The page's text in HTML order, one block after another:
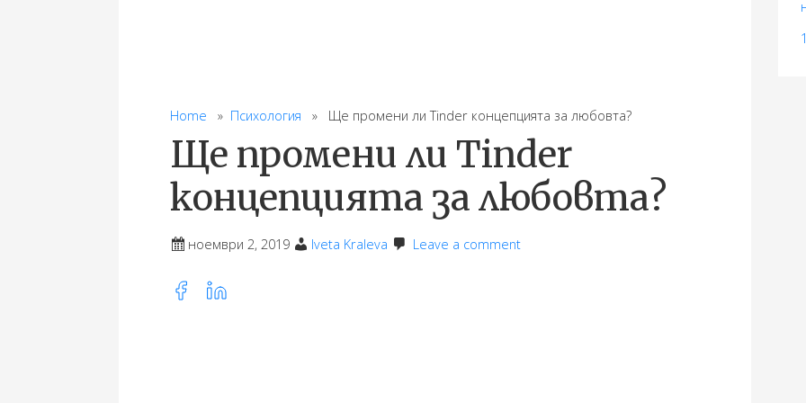
Home » Психология » Ще промени ли Tinder концепцията за любовта?
Ще промени ли Tinder
концепцията за любовта?
ноември 2, 2019 Iveta Kraleva Leave a comment
Share